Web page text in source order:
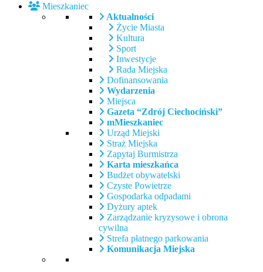
Mieszkaniec
Aktualności
Życie Miasta
Kultura
Sport
Inwestycje
Rada Miejska
Dofinansowania
Wydarzenia
Miejsca
Gazeta “Zdrój Ciechociński”
mMieszkaniec
Urząd Miejski
Straż Miejska
Zapytaj Burmistrza
Karta mieszkańca
Budżet obywatelski
Czyste Powietrze
Gospodarka odpadami
Dyżury aptek
Zarządzanie kryzysowe i obrona
cywilna
Strefa płatnego parkowania
Komunikacja Miejska